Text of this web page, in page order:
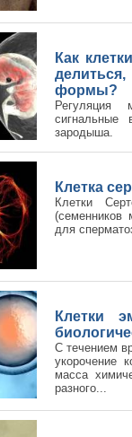
Как
формы?
Регуляция
сигнальные
зародыша.
Клетка
Клетки
(семенников
для
Клетки
С течением
укорочение
масса
разного...